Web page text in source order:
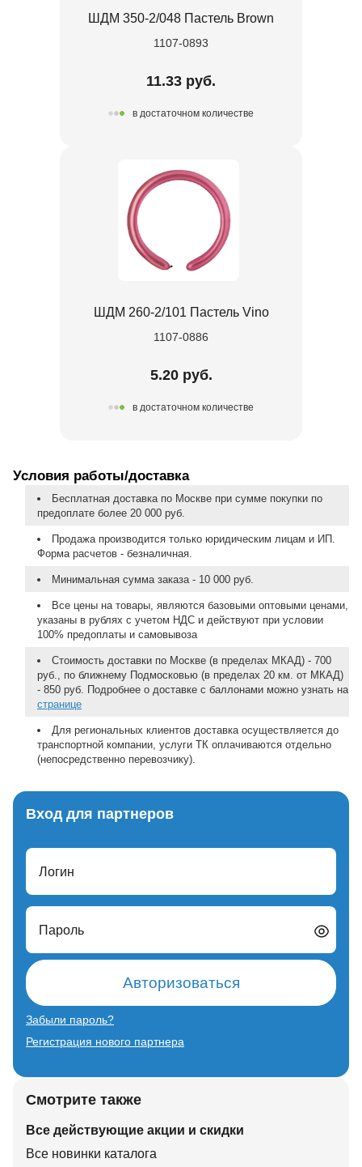
ШДМ 350-2/048 Пастель Brown
1107-0893
11.33 руб.
в достаточном количестве
ШДМ 260-2/101 Пастель Vino
1107-0886
5.20 руб.
в достаточном количестве
Условия работы/доставка
Бесплатная доставка по Москве при сумме покупки по
предоплате более 20 000 руб.
Продажа производится только юридическим лицам и ИП.
Форма расчетов - безналичная.
Минимальная сумма заказа - 10 000 руб.
Все цены на товары, являются базовыми оптовыми ценами,
указаны в рублях с учетом НДС и действуют при условии
100% предоплаты и самовывоза
Стоимость доставки по Москве (в пределах МКАД) - 700
руб., по ближнему Подмосковью (в пределах 20 км. от МКАД)
- 850 руб. Подробнее о доставке с баллонами можно узнать на
странице
Для региональных клиентов доставка осуществляется до
транспортной компании, услуги ТК оплачиваются отдельно
(непосредственно перевозчику).
Вход для партнеров
Логин
Пароль
Авторизоваться
Забыли пароль?
Регистрация нового партнера
Смотрите также
Все действующие акции и скидки
Все новинки каталога